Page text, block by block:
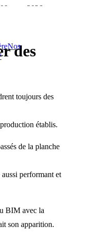
Nos
mars 2026
des
toujours des
établis.
de la planche
performant et
BIM avec la
son apparition.